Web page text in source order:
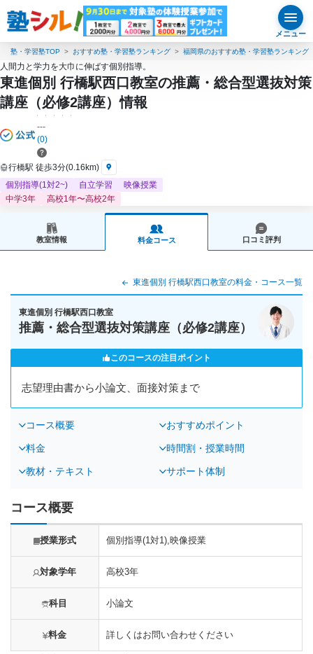
メニュー
塾・学習塾TOP おすすめ塾・学習塾ランキング 福岡県のおすすめ塾・学習塾ランキング
人間力と学力を大巾に伸ばす個別指導。
東進個別 行橋駅西口教室の推薦・総合型選抜対策
講座（必修2講座）情報
---
(0)
行橋駅 徒歩3分(0.16km)
個別指導(1対2~)
自立学習
映像授業
中学3年
高校1年〜高校2年
教室情報 料金コース 口コミ評判
東進個別 行橋駅西口教室の料金・コース一覧
東進個別 行橋駅西口教室
推薦・総合型選抜対策講座（必修2講座）
このコースの注目ポイント
志望理由書から小論文、面接対策まで
コース概要 おすすめポイント
料金 時間割・授業時間
教材・テキスト サポート体制
コース概要
授業形式 個別指導(1対1),映像授業
対象学年 高校3年
科目 小論文
料金 詳しくはお問い合わせください